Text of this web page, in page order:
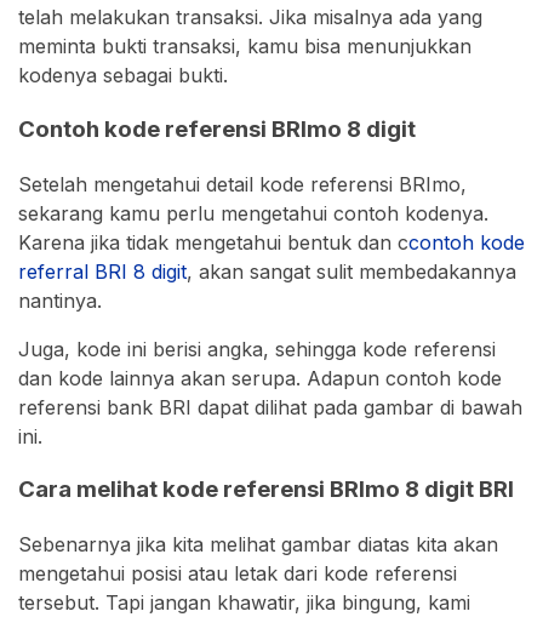
telah melakukan transaksi. Jika misalnya ada yang
meminta bukti transaksi, kamu bisa menunjukkan
kodenya sebagai bukti.
Contoh kode referensi BRImo 8 digit
Setelah mengetahui detail kode referensi BRImo,
sekarang kamu perlu mengetahui contoh kodenya.
Karena jika tidak mengetahui bentuk dan ccontoh kode
referral BRI 8 digit, akan sangat sulit membedakannya
nantinya.
Juga, kode ini berisi angka, sehingga kode referensi
dan kode lainnya akan serupa. Adapun contoh kode
referensi bank BRI dapat dilihat pada gambar di bawah
ini.
Cara melihat kode referensi BRImo 8 digit BRI
Sebenarnya jika kita melihat gambar diatas kita akan
mengetahui posisi atau letak dari kode referensi
tersebut. Tapi jangan khawatir, jika bingung, kami